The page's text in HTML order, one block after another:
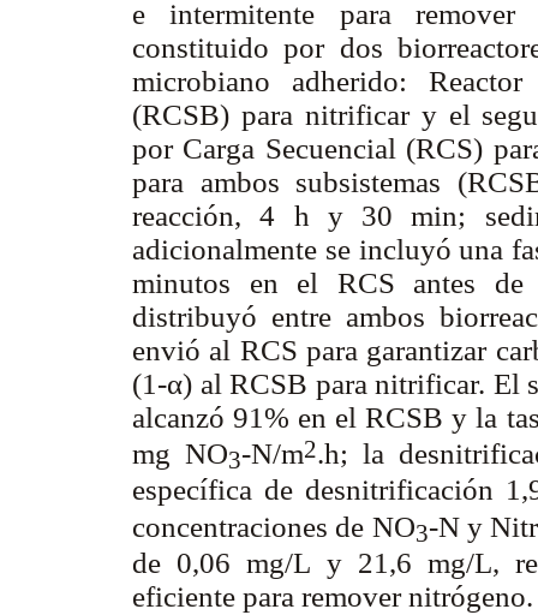
e intermitente para
constituido por dos
microbiano adherido:
(RCSB) para nitrificar y el
por Carga Secuencial (RCS)
para ambos subsistemas
reacción, 4 h y 30 min;
adicionalmente se incluyó una
minutos en el RCS antes de
distribuyó entre ambos
envió al RCS para garantizar
(1-α) al RCSB para nitrificar. El
alcanzó 91% en el RCSB y la
mg NO3-N/m2.h; la
específica de desnitrificación
concentraciones de NO3-N y
de 0,06 mg/L y 21,6 mg/L,
eficiente para remover nitrógeno.